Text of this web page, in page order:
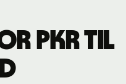
PKR til